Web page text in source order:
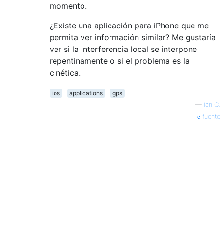
momento.
¿Existe una aplicación para iPhone que me
permita ver información similar? Me gustaría
ver si la interferencia local se interpone
repentinamente o si el problema es la
cinética.
ios applications
gps
— Ian C.
fuente